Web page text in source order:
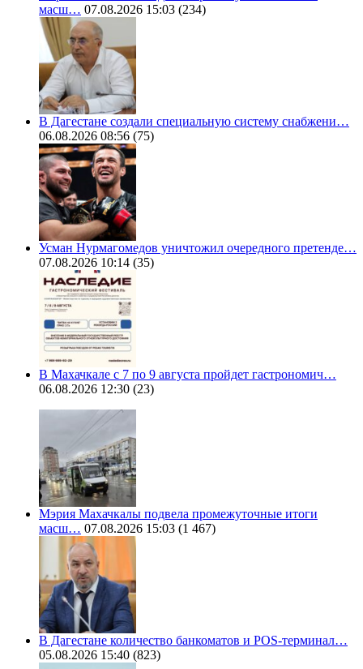
масш… 07.08.2026 15:03 (234)
В Дагестане создали специальную систему снабжени…
06.08.2026 08:56 (75)
Усман Нурмагомедов уничтожил очередного претенде…
07.08.2026 10:14 (35)
В Махачкале с 7 по 9 августа пройдет гастрономич…
06.08.2026 12:30 (23)
Мэрия Махачкалы подвела промежуточные итоги
масш… 07.08.2026 15:03 (1 467)
В Дагестане количество банкоматов и POS-терминал…
05.08.2026 15:40 (823)